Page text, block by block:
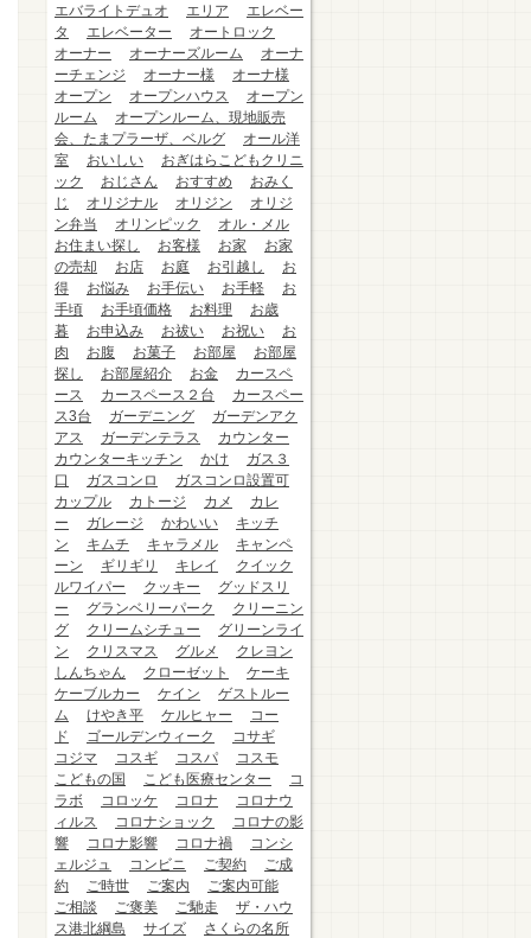
エバライトデュオ
エリア
エレベー
タ
エレベーター
オートロック
オーナー
オーナーズルーム
オーナ
ーチェンジ
オーナー様
オーナ様
オープン
オープンハウス
オープン
ルーム
オープンルーム、現地販売
会、たまプラーザ、ベルグ
オール洋
室
おいしい
おぎはらこどもクリニ
ック
おじさん おすすめ
おみく
じ
オリジナル オリジン
オリジ
ン弁当
オリンピック
オル・メル
お住まい探し
お客様 お家
お家
の売却
お店 お庭 お引越し
お
得
お悩み お手伝い お手軽
お
手頃
お手頃価格 お料理
お歳
暮
お申込み お祓い お祝い
お
肉
お腹 お菓子 お部屋
お部屋
探し
お部屋紹介 お金
カースペ
ース
カースペース２台
カースペー
ス3台
ガーデニング
ガーデンアク
アス
ガーデンテラス
カウンター
カウンターキッチン
かけ
ガス３
口
ガスコンロ
ガスコンロ設置可
カップル
カトージ カメ
カレ
ー
ガレージ かわいい
キッチ
ン
キムチ キャラメル
キャンペ
ーン
ギリギリ キレイ
クイック
ルワイパー
クッキー
グッドスリ
ー
グランベリーパーク
クリーニン
グ
クリームシチュー
グリーンライ
ン
クリスマス グルメ
クレヨン
しんちゃん
クローゼット
ケーキ
ケーブルカー
ケイン
ゲストルー
ム
けやき平 ケルヒャー
コー
ド
ゴールデンウィーク
コサギ
コジマ
コスギ コスパ
コスモ
こどもの国
こども医療センター
コ
ラボ
コロッケ コロナ
コロナウ
ィルス
コロナショック
コロナの影
響
コロナ影響 コロナ禍
コンシ
ェルジュ
コンビニ ご契約
ご成
約
ご時世 ご案内
ご案内可能
ご相談
ご褒美 ご馳走
ザ・ハウ
ス港北綱島
サイズ
さくらの名所